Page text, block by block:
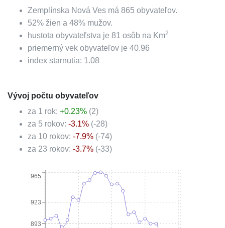
Zemplínska Nová Ves má 865 obyvateľov.
52% žien a 48% mužov.
hustota obyvateľstva je 81 osôb na Km2
priemerný vek obyvateľov je 40.96
index starnutia: 1.08
Vývoj počtu obyvateľov
za 1 rok: +0.23% (2)
za 5 rokov: -3.1% (-28)
za 10 rokov: -7.9% (-74)
za 23 rokov: -3.7% (-33)
893
923
965